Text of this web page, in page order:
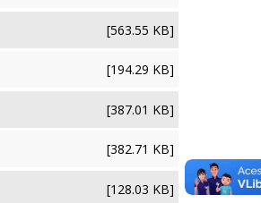
[563.55 KB]
[194.29 KB]
[387.01 KB]
[382.71 KB]
[128.03 KB]